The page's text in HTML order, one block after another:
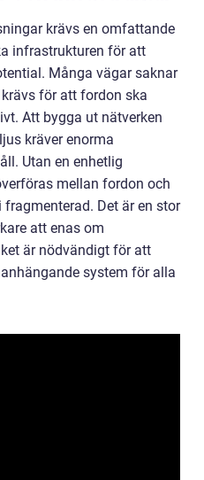
krävs en omfattande
infrastrukturen för att
Många vägar saknar
för att fordon ska
Att bygga ut nätverken
kräver enorma
Utan en enhetlig
mellan fordon och
Det är en stor
att enas om
är nödvändigt för att
system för alla